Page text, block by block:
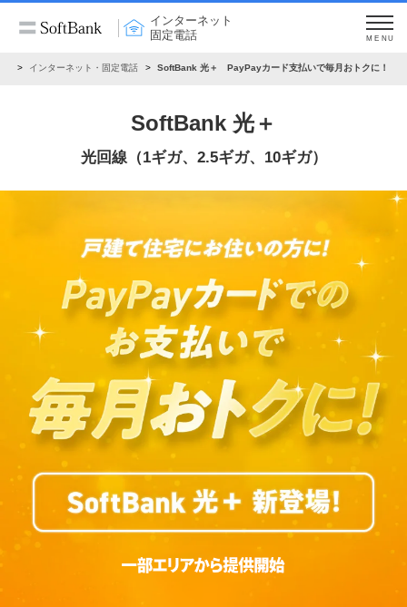
インターネット
固定電話
MENU
インターネット・固定電話 SoftBank 光＋ PayPayカード支払いで毎月おトクに！
SoftBank 光＋
光回線（1ギガ、2.5ギガ、10ギガ）